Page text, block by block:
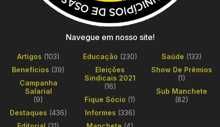
Navegue em nosso site!
Artigos (103)
Benefícios (39)
Campanha
Salarial
(9)
Destaques (436)
Educação (230)
Eleições
Sindicais 2021
(16)
Fique Sócio (1)
Informes (336)
Saúde (133)
Show De Prêmios
(1)
Sub Manchete
(82)